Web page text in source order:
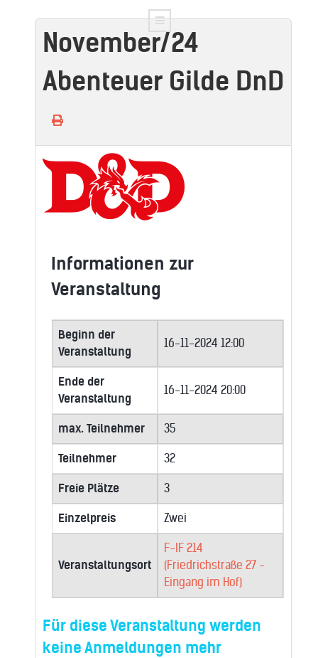
November/24
Abenteuer Gilde DnD
Informationen zur
Veranstaltung
Beginn der
Veranstaltung
16-11-2024 12:00
Ende der
Veranstaltung
16-11-2024 20:00
max. Teilnehmer 35
Teilnehmer 32
Freie Plätze 3
Einzelpreis Zwei
Veranstaltungsort
F-IF 214
(Friedrichstraße 27 -
Eingang im Hof)
Für diese Veranstaltung werden
keine Anmeldungen mehr